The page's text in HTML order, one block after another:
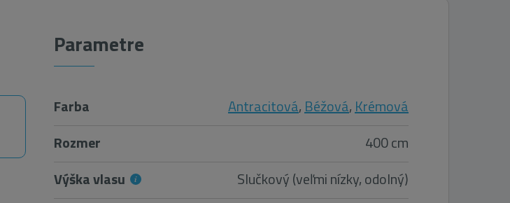
Parametre
Farba Antracitová, Béžová, Krémová
Rozmer
400 cm
Výška vlasu
Slučkový (veľmi nízky, odolný)